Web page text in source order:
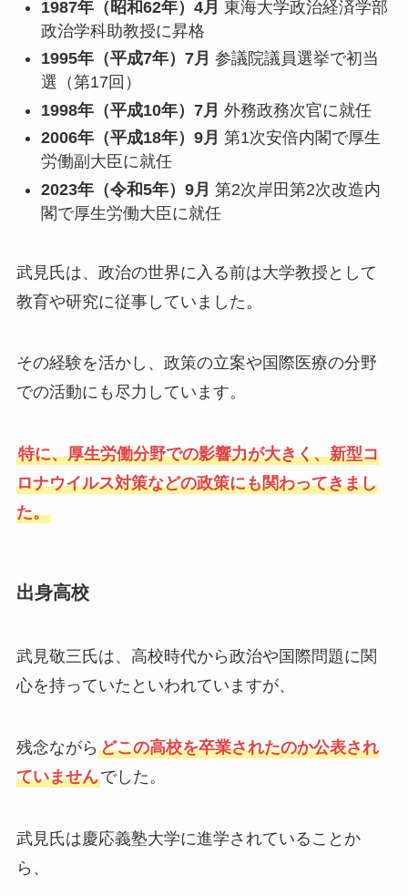
1987年（昭和62年）4月 東海大学政治経済学部
政治学科助教授に昇格
1995年（平成7年）7月 参議院議員選挙で初当
選（第17回）
1998年（平成10年）7月 外務政務次官に就任
2006年（平成18年）9月 第1次安倍内閣で厚生
労働副大臣に就任
2023年（令和5年）9月 第2次岸田第2次改造内
閣で厚生労働大臣に就任
武見氏は、政治の世界に入る前は大学教授として
教育や研究に従事していました。
その経験を活かし、政策の立案や国際医療の分野
での活動にも尽力しています。
特に、厚生労働分野での影響力が大きく、新型コ
ロナウイルス対策などの政策にも関わってきまし
た。
出身高校
武見敬三氏は、高校時代から政治や国際問題に関
心を持っていたといわれていますが、
残念ながら どこの高校を卒業されたのか公表され
ていませんでした。
武見氏は慶応義塾大学に進学されていることか
ら、